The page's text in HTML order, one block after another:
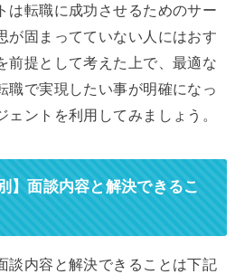
は転職に成功させるためのサー
が固まってていない人にはおす
前提として考えた上で、最適な
職で実現したい事が明確になっ
ェントを利用してみましょう。
】面談内容と解決できるこ
談内容と解決できることは下記